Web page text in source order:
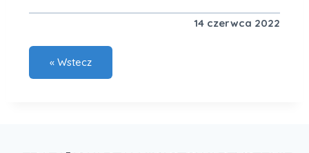
14 czerwca 2022